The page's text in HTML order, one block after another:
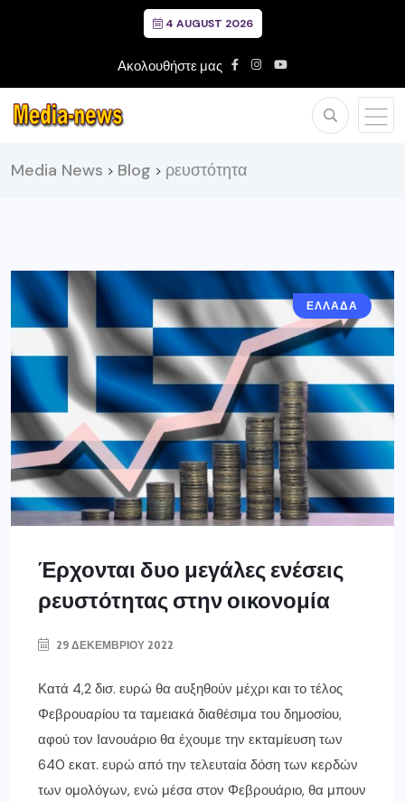
4 AUGUST 2026
Ακολουθήστε μας
Media News > Blog > ρευστότητα
ΕΛΛΑΔΑ
Έρχονται δυο μεγάλες ενέσεις
ρευστότητας στην οικονομία
29 ΔΕΚΕΜΒΡΊΟΥ 2022
Κατά 4,2 δισ. ευρώ θα αυξηθούν μέχρι και το τέλος
Φεβρουαρίου τα ταμειακά διαθέσιμα του δημοσίου,
αφού τον Ιανουάριο θα έχουμε την εκταμίευση των
640 εκατ. ευρώ από την τελευταία δόση των κερδών
των ομολόγων, ενώ μέσα στον Φεβρουάριο, θα μπουν